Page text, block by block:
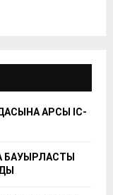
ҚАРСЫ ІС-